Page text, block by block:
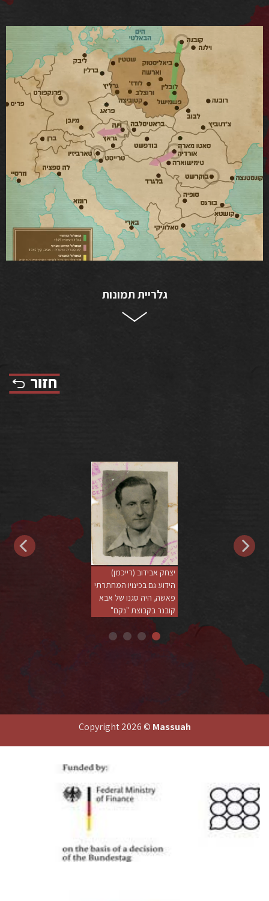
גלריית תמונות
יצחק אבידוב (רייכמן)
הידוע גם בכינויו המחתרתי
פאשה, היה סגנו של אבא
קובנר בקבוצת "נקם"
Copyright 2026 © Massuah